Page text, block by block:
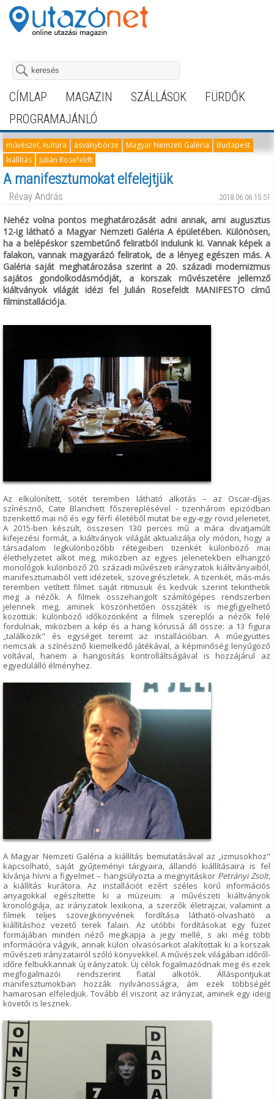
CÍMLAP MAGAZIN SZÁLLÁSOK
FÜRDŐK
PROGRAMAJÁNLÓ
művészet, kultúra ásványbörze Magyar Nemzeti Galéria
Budapest
kiállítás
Julián Rosefeldt
A manifesztumokat elfelejtjük
Révay András 2018.06.06 15:51
Nehéz volna pontos meghatározását adni annak, ami augusztus
12-ig látható a Magyar Nemzeti Galéria A épületében. Különösen,
ha a belépéskor szembetűnő feliratból indulunk ki. Vannak képek a
falakon, vannak magyarázó feliratok, de a lényeg egészen más. A
Galéria saját meghatározása szerint a 20. századi modemizmus
sajátos gondolkodásmódját, a korszak művészetére jellemző
kiáltványok világát idézi fel Julián Rosefeldt MANIFESTO című
filminstallációja.
Az elkülönített, sötét teremben látható alkotás – az Oscar-díjas
színésznő, Cate Blanchett főszereplésével - tizenhárom epizódban
tizenkettő mai nő és egy férfi életéből mutat be egy-egy rövid jelenetet.
A 2015-ben készült, összesen 130 perces mű a mára divatjamúlt
kifejezési formát, a kiáltványok világát aktualizálja oly módon, hogy a
társadalom legkülönbözőbb rétegeiben tizenkét különböző mai
élethelyzetet alkot meg, miközben az egyes jelenetekben elhangzó
monológok különböző 20. századi művészeti irányzatok kiáltványaiból,
manifesztumaiból vett idézetek, szövegrészletek. A tizenkét, más-más
teremben vetített filmet saját ritmusuk és kedvük szerint tekinthetik
meg a nézők. A filmek összehangolt számítógépes rendszerben
jelennek meg, aminek köszönhetően összjáték is megfigyelhető
közöttük: különböző időközönként a filmek szereplői a nézők felé
fordulnak, miközben a kép és a hang kórussá áll össze: a 13 figura
„találkozik" és egységet teremt az installációban. A műegyüttes
nemcsak a színésznő kiemelkedő játékával, a képminőség lenyűgöző
voltával, hanem a hangosítás kontrolláltságával is hozzájárul az
egyedülálló élményhez.
A Magyar Nemzeti Galéria a kiállítás bemutatásával az „izmusokhoz"
kapcsolható, saját gyűjteményi tárgyaira, állandó kiállításaira is fel
kívánja hívni a figyelmet – hangsúlyozta a megnyitáskor Petrányi Zsolt,
a kiállítás kurátora. Az installációt ezért széles körű információs
anyagokkal egészítette ki a múzeum: a művészeti kiáltványok
kronológiája, az irányzatok lexikona, a szerzők életrajzai, valamint a
filmek teljes szövegkönyvének fordítása látható-olvasható a
kiállításhoz vezető terek falain. Az utóbbi fordításokat egy füzet
formájában minden néző megkapja a jegy mellé, s aki még több
információra vágyik, annak külön olvasósarkot alakítottak ki a korszak
művészeti irányzatairól szóló könyvekkel. A művészek világában időről-
időre felbukkannak új irányzatok. Új célok fogalmazódnak meg és ezek
megfogalmazói rendszerint fiatal alkotók. Álláspontjukat
manifesztumokban hozzák nyilvánosságra, ám ezek többségét
hamarosan elfeledjük. Tovább él viszont az irányzat, aminek egy ideig
követői is lesznek.